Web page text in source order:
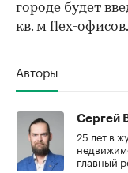
городе будет
кв. м flex-офисов.
Авторы
Сергей
25 лет в
главный